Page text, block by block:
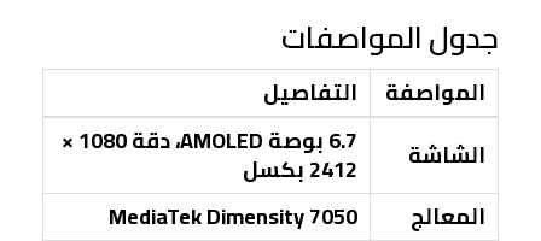
جدول المواصفات
المواصفة
التفاصيل
الشاشة
6.7 بوصة AMOLED، دقة 1080 ×
2412 بكسل
المعالج
MediaTek Dimensity 7050